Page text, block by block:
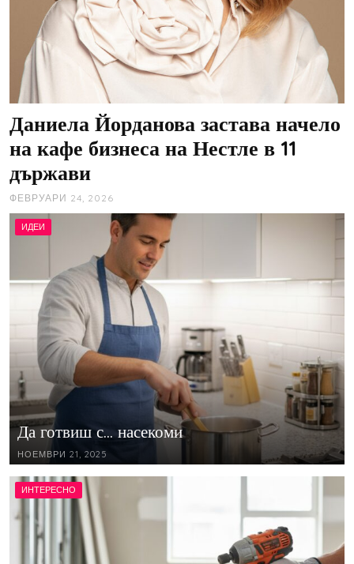
Даниела Йорданова застава начело
на кафе бизнеса на Нестле в 11
държави
ФЕВРУАРИ 24, 2026
ИДЕИ
Да готвиш с… насекоми
НОЕМВРИ 21, 2025
ИНТЕРЕСНО